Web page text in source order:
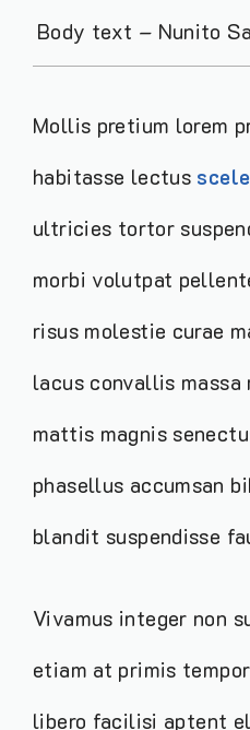
Body text – Nunito
Mollis pretium lorem
habitasse lectus
ultricies tortor
morbi volutpat
risus molestie curae
lacus convallis massa
mattis magnis
phasellus accumsan
blandit suspendisse
Vivamus integer non
etiam at primis
libero facilisi aptent